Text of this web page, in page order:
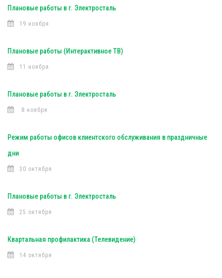
Плановые работы в г. Электросталь
19 ноября
Плановые работы (Интерактивное ТВ)
11 ноября
Плановые работы в г. Электросталь
8 ноября
Режим работы офисов клиентского обслуживания в праздничные
дни
30 октября
Плановые работы в г. Электросталь
25 октября
Квартальная профилактика (Телевидение)
14 октября